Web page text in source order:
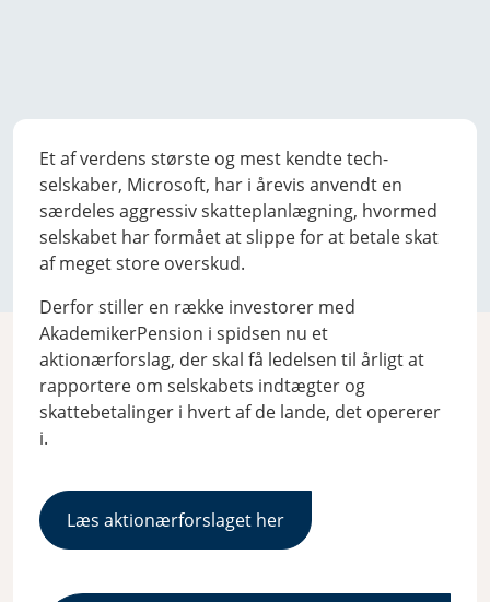
Et af verdens største og mest kendte tech-
selskaber, Microsoft, har i årevis anvendt en
særdeles aggressiv skatteplanlægning, hvormed
selskabet har formået at slippe for at betale skat
af meget store overskud.
Derfor stiller en række investorer med
AkademikerPension i spidsen nu et
aktionærforslag, der skal få ledelsen til årligt at
rapportere om selskabets indtægter og
skattebetalinger i hvert af de lande, det opererer
i.
Læs aktionærforslaget her